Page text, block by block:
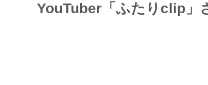
YouTuber「ふたりclip」